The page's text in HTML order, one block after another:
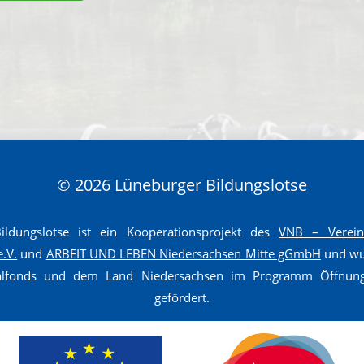
© 2026 Lüneburger Bildungslotse
ist ein Kooperationsprojekt desVNB –
und ARBEIT UND LEBEN Niedersachsen Mitte gGmbH und
und dem Land Niedersachsen im Programm
gefördert.